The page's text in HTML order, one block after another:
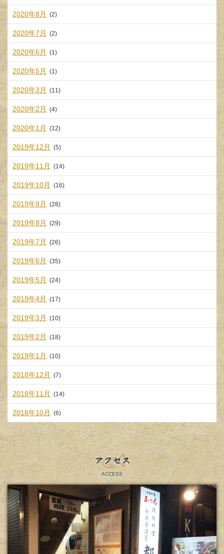
2020年8月 (2)
2020年7月 (2)
2020年6月 (1)
2020年5月 (1)
2020年3月 (11)
2020年2月 (4)
2020年1月 (12)
2019年12月 (5)
2019年11月 (14)
2019年10月 (16)
2019年9月 (28)
2019年8月 (29)
2019年7月 (26)
2019年6月 (35)
2019年5月 (24)
2019年4月 (17)
2019年3月 (10)
2019年2月 (18)
2019年1月 (10)
2018年12月 (7)
2018年11月 (14)
2018年10月 (6)
アクセス
ACCESS